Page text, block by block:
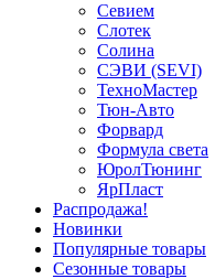
Севием
Слотек
Солина
СЭВИ (SEVI)
ТехноМастер
Тюн-Авто
Форвард
Формула света
ЮролТюнинг
ЯрПласт
Распродажа!
Новинки
Популярные товары
Сезонные товары